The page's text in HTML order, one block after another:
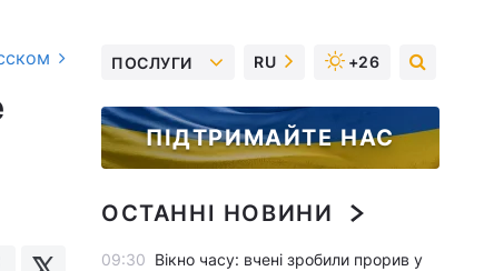
ПОСЛУГИ RU +26
ПІДТРИМАЙТЕ НАС
ОСТАННІ НОВИНИ
09:30 Вікно часу: вчені зробили прорив у